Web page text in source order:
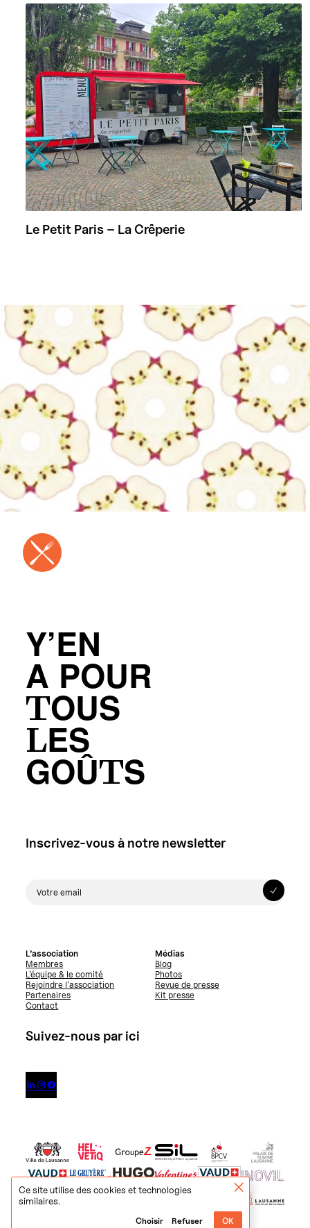
Ce site utilise des cookies et technologies
similaires.
OK
Refuser
Choisir
Le Petit Paris – La Crêperie
Y’EN
A POUR
TOUS
LES
GOÛTS
Inscrivez-vous à notre newsletter
L’association
Membres
L’équipe & le comité
Rejoindre l’association
Partenaires
Contact
Médias
Blog
Photos
Revue de presse
Kit presse
Suivez-nous par ici
  